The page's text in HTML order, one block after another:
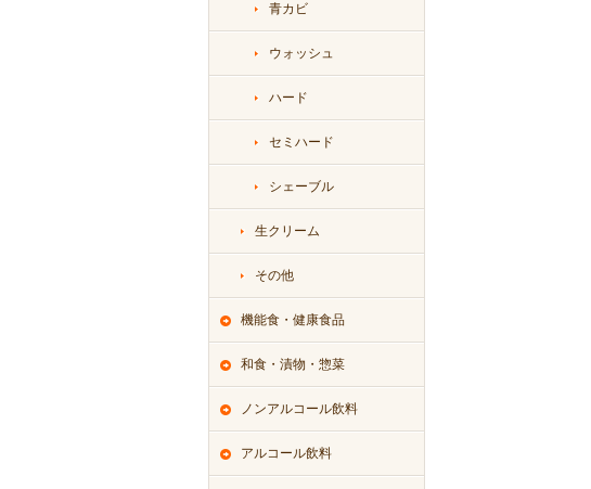
青カビ
ウォッシュ
ハード
セミハード
シェーブル
生クリーム
その他
機能食・健康食品
和食・漬物・惣菜
ノンアルコール飲料
アルコール飲料